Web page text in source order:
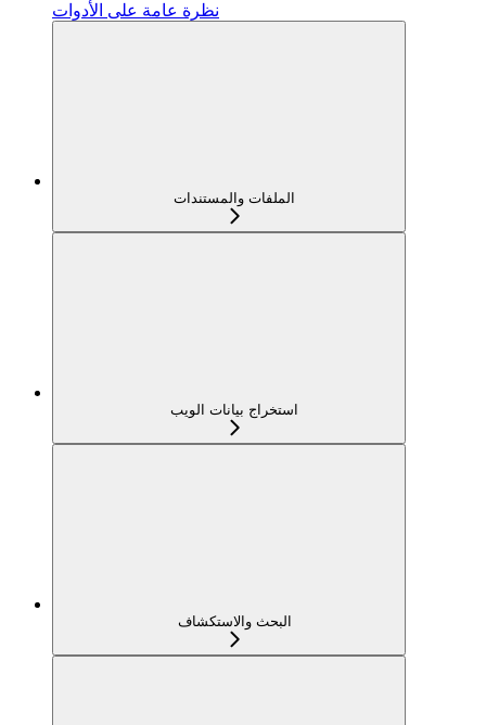
نظرة عامة على الأدوات
الملفات والمستندات
استخراج بيانات الويب
البحث والاستكشاف